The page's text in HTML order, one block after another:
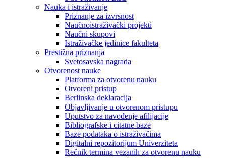
Nauka i istraživanje
Priznanje za izvrsnost
Naučnoistraživački projekti
Naučni skupovi
Istraživačke jedinice fakulteta
Prestižna priznanja
Svetosavska nagrada
Otvorenost nauke
Platforma za otvorenu nauku
Otvoreni pristup
Berlinska deklaracija
Objavljivanje u otvorenom pristupu
Uputstvo za navođenje afilijacije
Bibliografske i citatne baze
Baze podataka o istraživačima
Digitalni repozitorijum Univerziteta
Rečnik termina vezanih za otvorenu nauku